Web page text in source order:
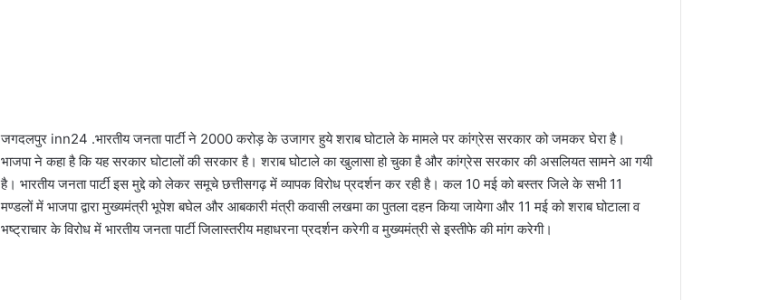
जगदलपुर inn24 .भारतीय जनता पार्टी ने 2000 करोड़ के उजागर हुये शराब घोटाले के मामले पर कांग्रेस सरकार को जमकर घेरा है।
भाजपा ने कहा है कि यह सरकार घोटालों की सरकार है। शराब घोटाले का खुलासा हो चुका है और कांग्रेस सरकार की असलियत सामने आ गयी
है। भारतीय जनता पार्टी इस मुद्दे को लेकर समूचे छत्तीसगढ़ में व्यापक विरोध प्रदर्शन कर रही है। कल 10 मई को बस्तर जिले के सभी 11
मण्डलों में भाजपा द्वारा मुख्यमंत्री भूपेश बघेल और आबकारी मंत्री कवासी लखमा का पुतला दहन किया जायेगा और 11 मई को शराब घोटाला व
भष्ट्राचार के विरोध में भारतीय जनता पार्टी जिलास्तरीय महाधरना प्रदर्शन करेगी व मुख्यमंत्री से इस्तीफे की मांग करेगी।